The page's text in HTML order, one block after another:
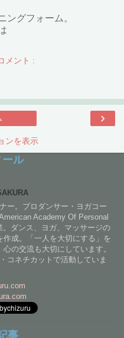
ングフォーム。
メント :
›
ンを表示
ール
ー。プロダンサー・ヨガコー
Academy Of Personal
ダンス、ヨガ、マッサージの
成。「一人を大切にする」を
の交流も大切にしています。
コネチカットで活動していま
事